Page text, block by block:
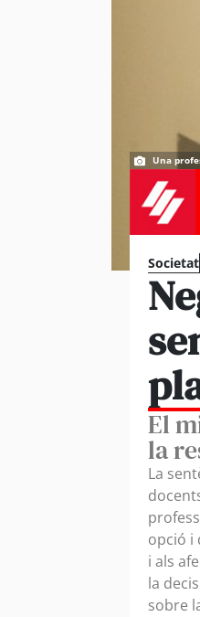
Una
Societat
El
la
La
opció i
i als
la
sobre